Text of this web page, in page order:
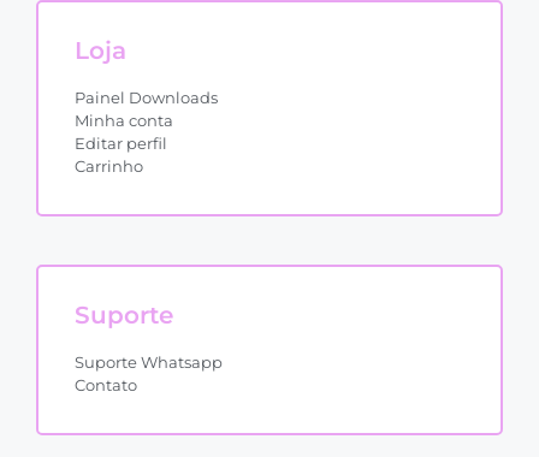
Loja
Painel Downloads
Minha conta
Editar perfil
Carrinho
Suporte
Suporte Whatsapp
Contato